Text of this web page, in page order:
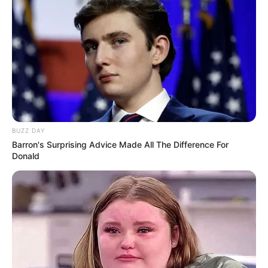
NUMEROS ASTRO QUINTE CHANCE DU JOUR
Spécial Tocard du PRIX DE BAR-LE-DUC
Le spécial Tocard de meilleur pronostic est assurément un
jeu spéculatif donc risqué…
BUZZ DAY
Barron's Surprising Advice Made All The Difference For
Donald